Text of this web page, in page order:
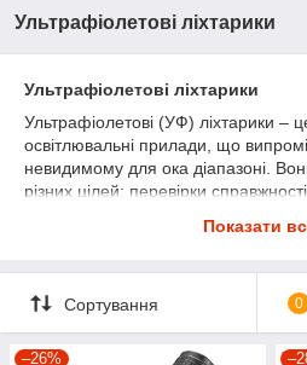
Ультрафіолетові ліхтарики
Ультрафіолетові ліхтарики
Ультрафіолетові (УФ) ліхтарики –
освітлювальні прилади, що
невидимому для ока діапазоні.
різних цілей: перевірки
витоків у системах кондиціювання,
Різниця між УФ-
395 нм– ліхтарики цього
світло, ближче до видимого
Показати
Сортування 0
–26%